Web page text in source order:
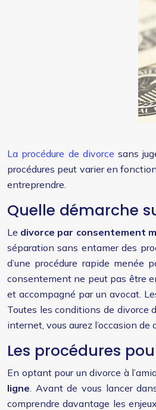
La procédure de divorce sans
procédures peut varier en
entreprendre.
Quelle démarche
Le divorce par consentement
séparation sans entamer des
d’une procédure rapide menée
consentement ne peut pas être
et accompagné par un avocat.
Toutes les conditions de divorce
internet, vous aurez l’occasion
Les procédures
En optant pour un divorce à
ligne. Avant de vous lancer
comprendre davantage les